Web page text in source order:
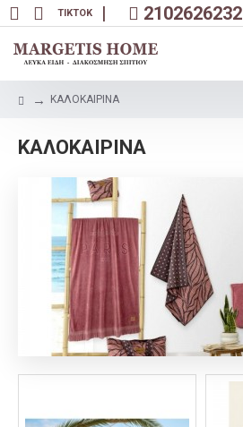
TIKTOK | 2102626232
ΚΑΛΟΚΑΙΡΙΝΑ
ΚΑΛΟΚΑΙΡΙΝΑ